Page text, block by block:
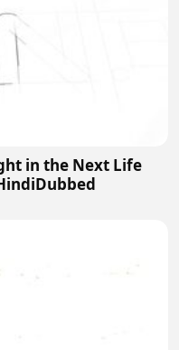
in the Next Life